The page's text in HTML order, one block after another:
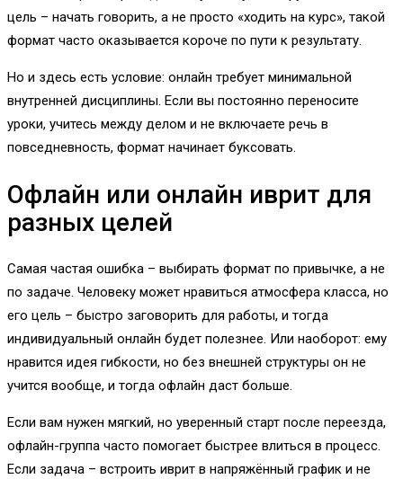
цель – начать говорить, а не просто «ходить на курс», такой
формат часто оказывается короче по пути к результату.
Но и здесь есть условие: онлайн требует минимальной
внутренней дисциплины. Если вы постоянно переносите
уроки, учитесь между делом и не включаете речь в
повседневность, формат начинает буксовать.
Офлайн или онлайн иврит для
разных целей
Самая частая ошибка – выбирать формат по привычке, а не
по задаче. Человеку может нравиться атмосфера класса, но
его цель – быстро заговорить для работы, и тогда
индивидуальный онлайн будет полезнее. Или наоборот: ему
нравится идея гибкости, но без внешней структуры он не
учится вообще, и тогда офлайн даст больше.
Если вам нужен мягкий, но уверенный старт после переезда,
офлайн-группа часто помогает быстрее влиться в процесс.
Если задача – встроить иврит в напряжённый график и не